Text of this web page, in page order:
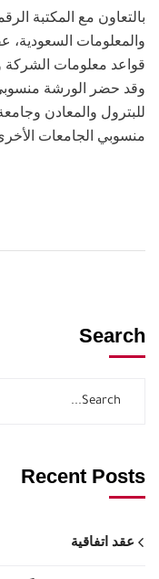
بالتعاون مع المكتبة
والمعلومات
قواعد معلومات الشركة
وقد حضر الورشة
للبترول والمعادن
منسوبي الجامعات
Search
Recent Posts
عقد اتفاقية